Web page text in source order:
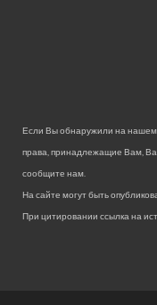
Если Вы обнаружили на нашем
права, принадлежащие Вам,
сообщите нам.
На сайте могут быть
При цитировании ссылка на